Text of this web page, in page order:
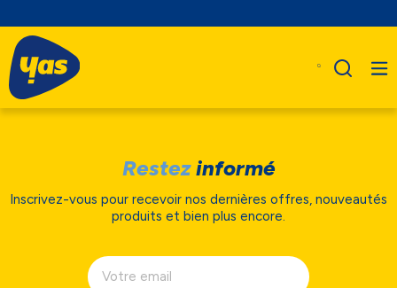
Restezinformé
Inscrivez-vous pour recevoir nos dernières offres, nouveautés
produits et bien plus encore.